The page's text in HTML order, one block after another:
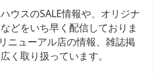
ウスのSALE情報や、オリジナ
どをいち早く配信しておりま
ニューアル店の情報、雑誌掲
く取り扱っています。